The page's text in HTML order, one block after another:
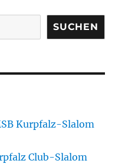
SUCHEN
Kurpfalz-Slalom
Club-Slalom